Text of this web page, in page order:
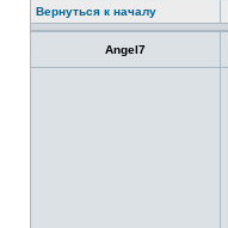
Вернуться к началу
Angel7